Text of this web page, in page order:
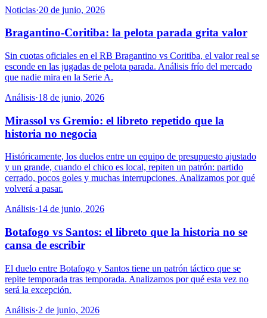
Noticias·20 de junio, 2026
Bragantino-Coritiba: la pelota parada grita valor
Sin cuotas oficiales en el RB Bragantino vs Coritiba, el valor real se
esconde en las jugadas de pelota parada. Análisis frío del mercado
que nadie mira en la Serie A.
Análisis·18 de junio, 2026
Mirassol vs Gremio: el libreto repetido que la
historia no negocia
Históricamente, los duelos entre un equipo de presupuesto ajustado
y un grande, cuando el chico es local, repiten un patrón: partido
cerrado, pocos goles y muchas interrupciones. Analizamos por qué
volverá a pasar.
Análisis·14 de junio, 2026
Botafogo vs Santos: el libreto que la historia no se
cansa de escribir
El duelo entre Botafogo y Santos tiene un patrón táctico que se
repite temporada tras temporada. Analizamos por qué esta vez no
será la excepción.
Análisis·2 de junio, 2026